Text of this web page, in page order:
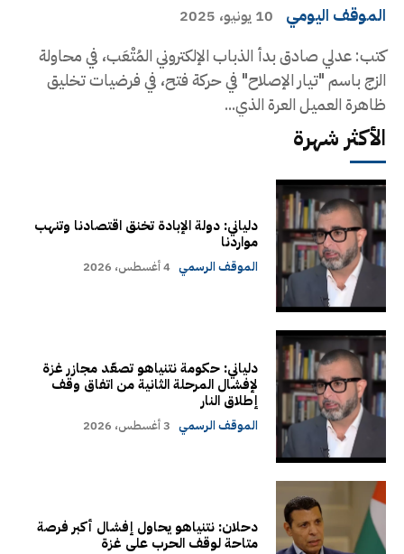
الموقف اليومي 10 يونيو، 2025
كتب: عدلي صادق بدأ الذباب الإلكتروني المُتْعَب، في محاولة
الزج باسم "تيار الإصلاح" في حركة فتح، في فرضيات تخليق
ظاهرة العميل العرة الذي...
الأكثر شهرة
دلياني: دولة الإبادة تخنق اقتصادنا وتنهب
مواردنا
الموقف الرسمي 4 أغسطس، 2026
دلياني: حكومة نتنياهو تصعّد مجازر غزة
لإفشال المرحلة الثانية من اتفاق وقف
إطلاق النار
الموقف الرسمي 3 أغسطس، 2026
دحلان: نتنياهو يحاول إفشال أكبر فرصة
متاحة لوقف الحرب على غزة